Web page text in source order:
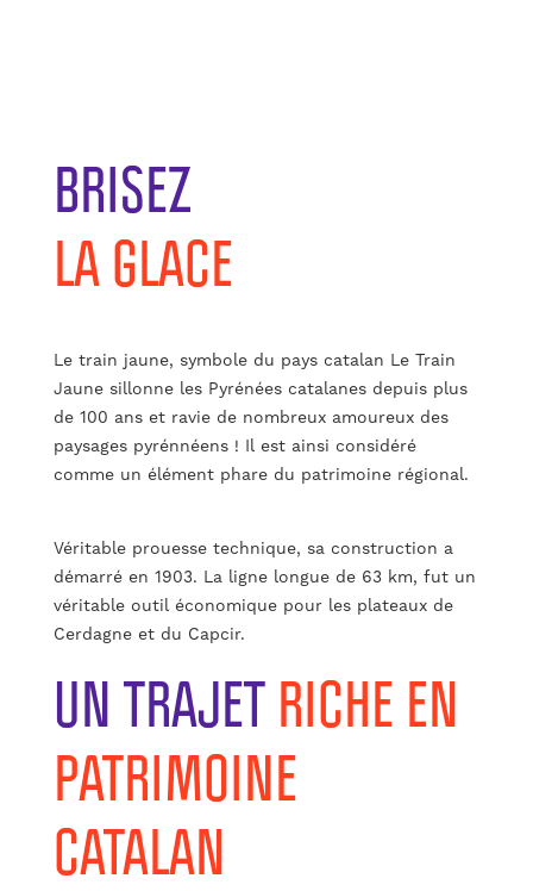
BRISEZ
LA GLACE
Le train jaune, symbole du pays catalan Le Train
Jaune sillonne les Pyrénées catalanes depuis plus
de 100 ans et ravie de nombreux amoureux des
paysages pyrénnéens ! Il est ainsi considéré
comme un élément phare du patrimoine régional.
Véritable prouesse technique, sa construction a
démarré en 1903. La ligne longue de 63 km, fut un
véritable outil économique pour les plateaux de
Cerdagne et du Capcir.
UN TRAJETRICHE EN
PATRIMOINE
CATALAN